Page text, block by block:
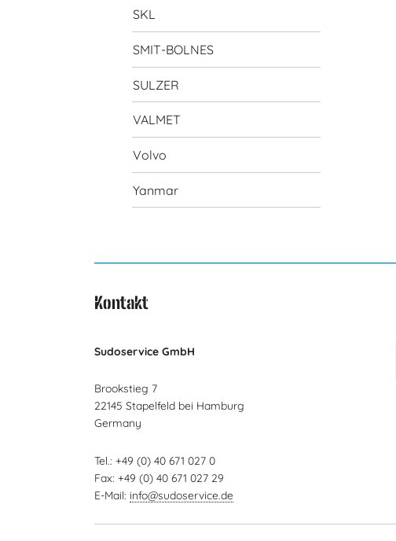
SKL
SMIT-BOLNES
SULZER
VALMET
Volvo
Yanmar
Kontakt
Sudoservice GmbH
Brookstieg 7
22145 Stapelfeld bei Hamburg
Germany
Tel.: +49 (0) 40 671 027 0
Fax: +49 (0) 40 671 027 29
E-Mail: info@sudoservice.de